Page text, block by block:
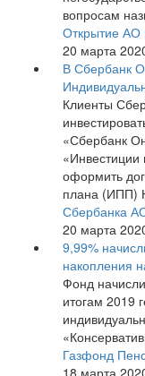
вопросам
Открытие АО
20 марта
В Сбербанк
Клиенты
«Сбербанк
«Инвестиции
оформить
плана (ИПП)
Сбербанка
20 марта
9,99%
накопления
Фонд
итогам 2019
Газфонд
18 марта